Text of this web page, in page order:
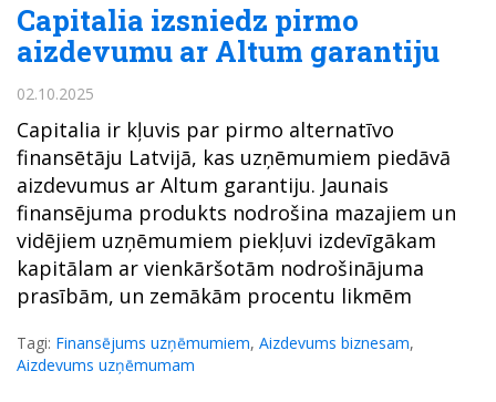
Capitalia izsniedz pirmo
aizdevumu ar Altum garantiju
02.10.2025
Capitalia ir kļuvis par pirmo alternatīvo
finansētāju Latvijā, kas uzņēmumiem piedāvā
aizdevumus ar Altum garantiju. Jaunais
finansējuma produkts nodrošina mazajiem un
vidējiem uzņēmumiem piekļuvi izdevīgākam
kapitālam ar vienkāršotām nodrošinājuma
prasībām, un zemākām procentu likmēm
Tagi: Finansējums uzņēmumiem, Aizdevums biznesam,
Aizdevums uzņēmumam